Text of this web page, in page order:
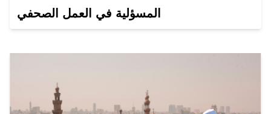
المسؤلية في العمل الصحفي